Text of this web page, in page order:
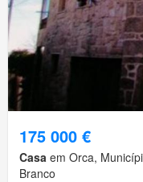
175 000 €
Casa em Orca,
Branco